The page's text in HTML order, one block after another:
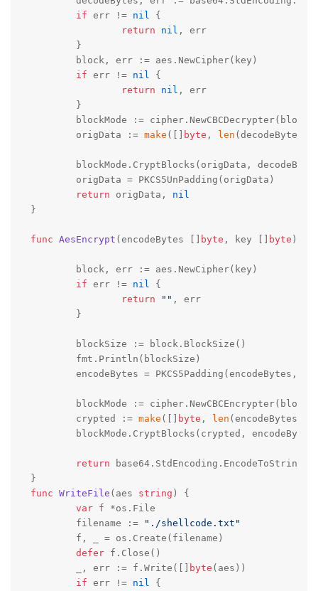
if err != nil
{
return
nil , err
if err != nil
{
return
nil , err
blockMode := cipher.NewCBCDecrypter(block,
	origData :=
make ([] byte , len (decodeBytes))
return origData, nil
}
func AesEncrypt (encodeBytes [] byte , key [] byte )
if err != nil
{
return
"" , err
blockMode := cipher.NewCBCEncrypter(block,
	crypted :=
make ([] byte , len (encodeBytes))
return
func WriteFile (aes string )
{
var f *os.File
	filename :=
"./shellcode.txt"
defer f.Close()
	_, err := f.Write([]
byte (aes))
if err != nil
{